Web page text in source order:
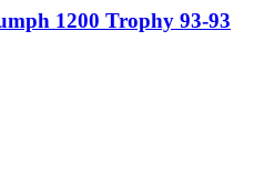
1200 Trophy 93-93